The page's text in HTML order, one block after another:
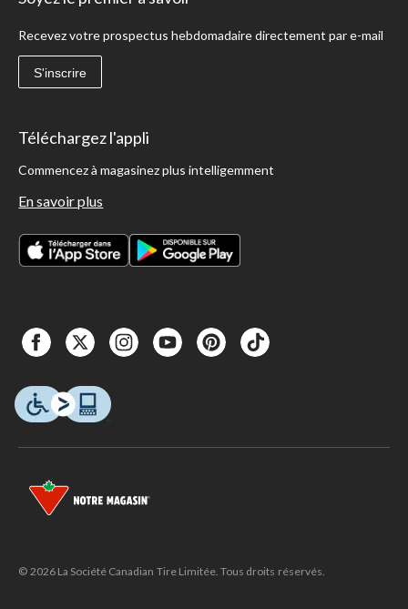
Recevez votre prospectus hebdomadaire directement par e-mail
S'inscrire
Téléchargez l'appli
Commencez à magasinez plus intelligemment
En savoir plus
© 2026 La Société Canadian Tire Limitée. Tous droits réservés.